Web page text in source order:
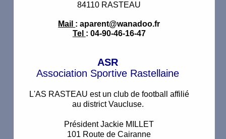
84110 RASTEAU
Mail : aparent@wanadoo.fr
Tel : 04-90-46-16-47
ASR
Association Sportive Rastellaine
L'AS RASTEAU est un club de football affilié
au district Vaucluse.
Président Jackie MILLET
101 Route de Cairanne